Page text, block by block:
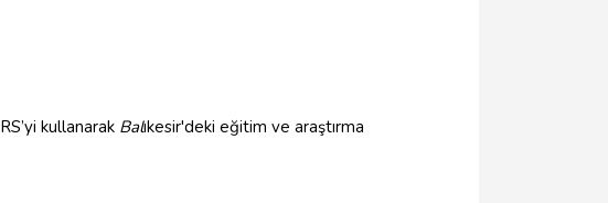
kullanarak Balıkesir'deki eğitim ve araştırma